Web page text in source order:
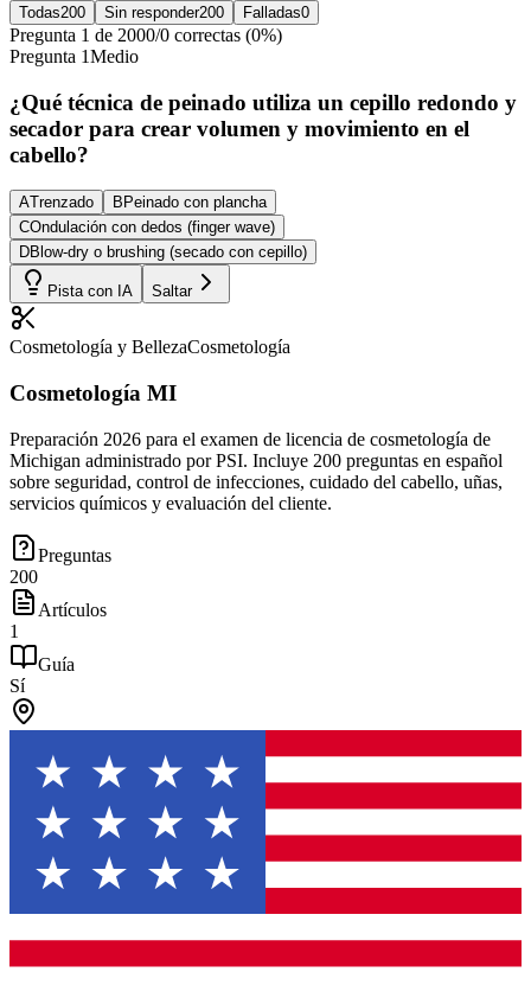
Todas200 Sin responder200 Falladas0
Pregunta 1 de 2000/0 correctas (0%)
Pregunta 1Medio
¿Qué técnica de peinado utiliza un cepillo redondo y
secador para crear volumen y movimiento en el
cabello?
ATrenzado B Peinado con plancha
COndulación con dedos (finger wave)
DBlow-dry o brushing (secado con cepillo)
Pista con IA Saltar
Cosmetología y BellezaCosmetología
Cosmetología MI
Preparación 2026 para el examen de licencia de cosmetología de
Michigan administrado por PSI. Incluye 200 preguntas en español
sobre seguridad, control de infecciones, cuidado del cabello, uñas,
servicios químicos y evaluación del cliente.
Preguntas
200
Artículos
1
Guía
Sí